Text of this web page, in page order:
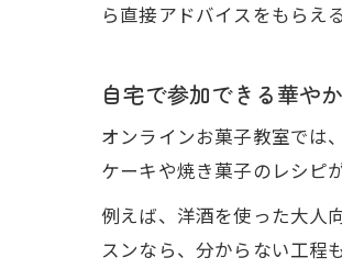
ら直接アドバイスをもらえ
自宅で参加できる華や
オンラインお菓子教室では
ケーキや焼き菓子のレシピ
例えば、洋酒を使った大人
スンなら、分からない工程